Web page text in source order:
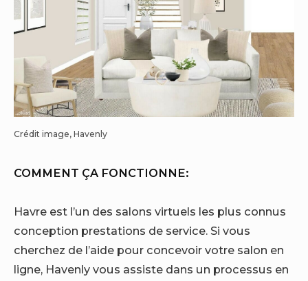
Crédit image, Havenly
COMMENT ÇA FONCTIONNE:
Havre est l’un des salons virtuels les plus connus
conception prestations de service. Si vous
cherchez de l’aide pour concevoir votre salon en
ligne, Havenly vous assiste dans un processus en